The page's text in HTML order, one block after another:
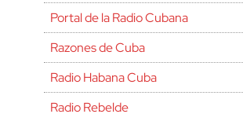
Portal de la Radio Cubana
Razones de Cuba
Radio Habana Cuba
Radio Rebelde